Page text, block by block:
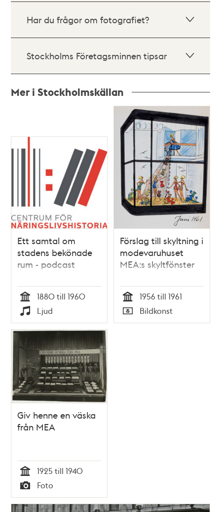
Har du frågor om fotografiet?
Stockholms Företagsminnen tipsar
Mer i Stockholmskällan
och
teman
Ett samtal om
stadens bekönade
rum - podcast
Tid
1880 till 1960
Typ
Ljud
Förslag till skyltning i
modevaruhuset
MEA:s skyltfönster
Tid
1956 till 1961
Typ
Bildkonst
Giv henne en väska
från MEA
Tid
1925 till 1940
Typ
Foto